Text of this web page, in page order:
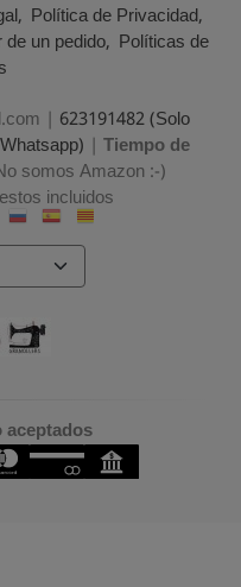
Política de Privacidad
un pedido Políticas de
| 623191482 (Solo
| Tiempo de
somos Amazon :-)
incluidos
aceptados